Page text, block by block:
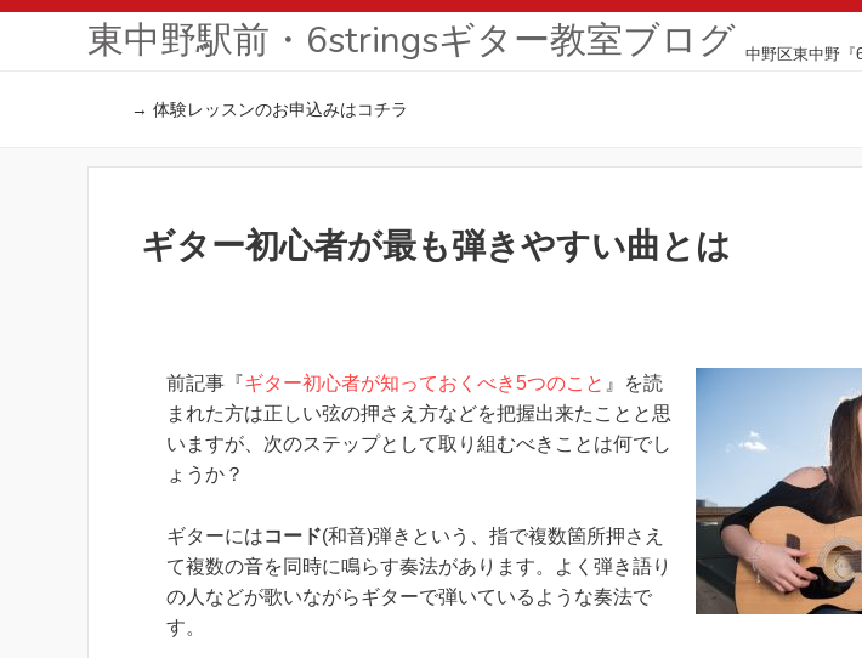
東中野駅前・6stringsギター教室ブログ 中野区東中野『
→ 体験レッスンのお申込みはコチラ
ギター初心者が最も弾きやすい曲とは
前記事『ギター初心者が知っておくべき5つのこと 』を読
まれた方は正しい弦の押さえ方などを把握出来たことと思
いますが、次のステップとして取り組むべきことは何でし
ょうか？
ギターにはコード(和音)弾きという、指で複数箇所押さえ
て複数の音を同時に鳴らす奏法があります。よく弾き語り
の人などが歌いながらギターで弾いているような奏法で
す。